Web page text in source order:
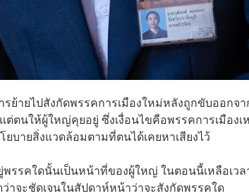
รย้ายไปสังกัดพรรคการเมืองใหม่หลังถูกขับออกจา
ตนให้ผู้ใหญ่คุยอยู่ ซึ่งเงื่อนไขคือพรรคการเมืองเ
บายสิ่งแวดล้อมตามที่ตนได้เคยหาเสียงไว้
รรคใดนั้นเป็นหน้าที่ของผู้ใหญ่ ในตอนนี้เหลือเวล
จะชัดเจนในสัปดาห์หน้าว่าจะสังกัดพรรคใด